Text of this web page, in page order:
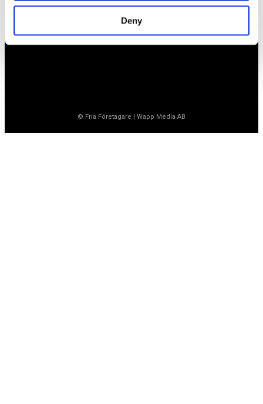
Deny
info@ff.se
© Fria Företagare Wapp Media AB